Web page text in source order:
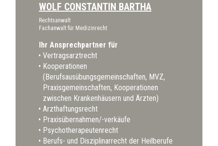
WOLF CONSTANTIN BARTHA
Rechtsanwalt
Fachanwalt für Medizinrecht
Ihr Ansprechpartner für
Vertragsarztrecht
Kooperationen
(Berufsausübungsgemeinschaften, MVZ,
Praxisgemeinschaften, Kooperationen
zwischen Krankenhäusern und Ärzten)
Arzthaftungsrecht
Praxisübernahmen/-verkäufe
Psychotherapeutenrecht
Berufs- und Disziplinarrecht der Heilberufe